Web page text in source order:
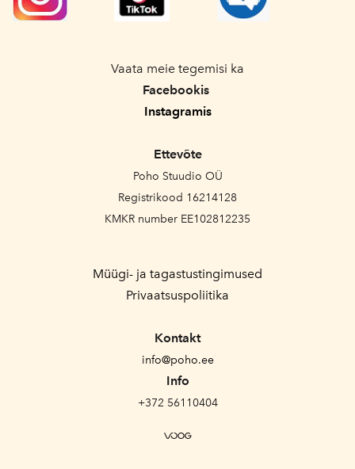
Vaata meie tegemisi ka
Facebookis
Instagramis
Ettevõte
Poho Stuudio OÜ
Registrikood 16214128
KMKR number EE102812235
Müügi- ja tagastustingimused
Privaatsuspoliitika
Kontakt
info@poho.ee
Info
+372 56110404